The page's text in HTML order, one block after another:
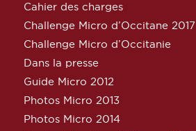
Cahier des charges
Challenge Micro d’Occitane 2017
Challenge Micro d’Occitanie
Dans la presse
Guide Micro 2012
Photos Micro 2013
Photos Micro 2014